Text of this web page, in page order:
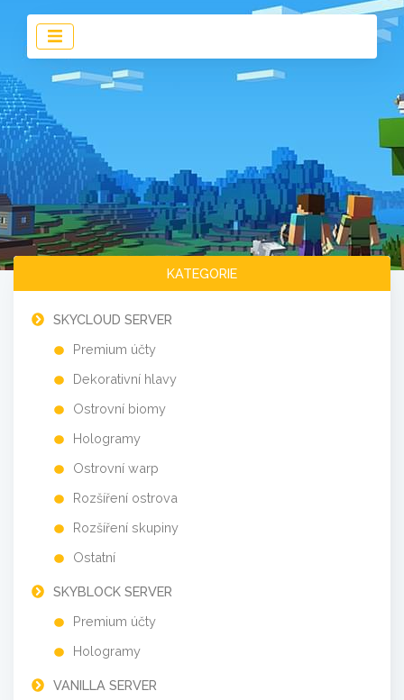
KATEGORIE
SKYCLOUD SERVER
Premium účty
Dekorativní hlavy
Ostrovní biomy
Hologramy
Ostrovní warp
Rozšíření ostrova
Rozšíření skupiny
Ostatní
SKYBLOCK SERVER
Premium účty
Hologramy
VANILLA SERVER